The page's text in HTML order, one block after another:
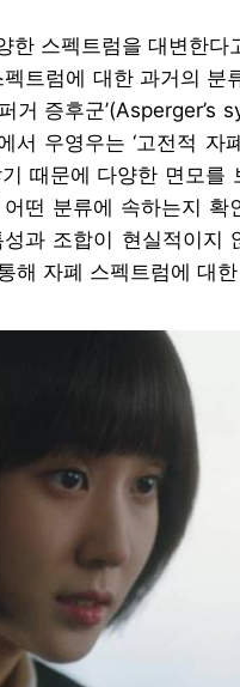
한 스펙트럼을 대변한
트럼에 대한 과거의 분
거 증후군
서 우영우는 ‘고전적 자
때문에 다양한 면모를
떤 분류에 속하는지
과 조합이 현실적이지
해 자폐 스펙트럼에 대